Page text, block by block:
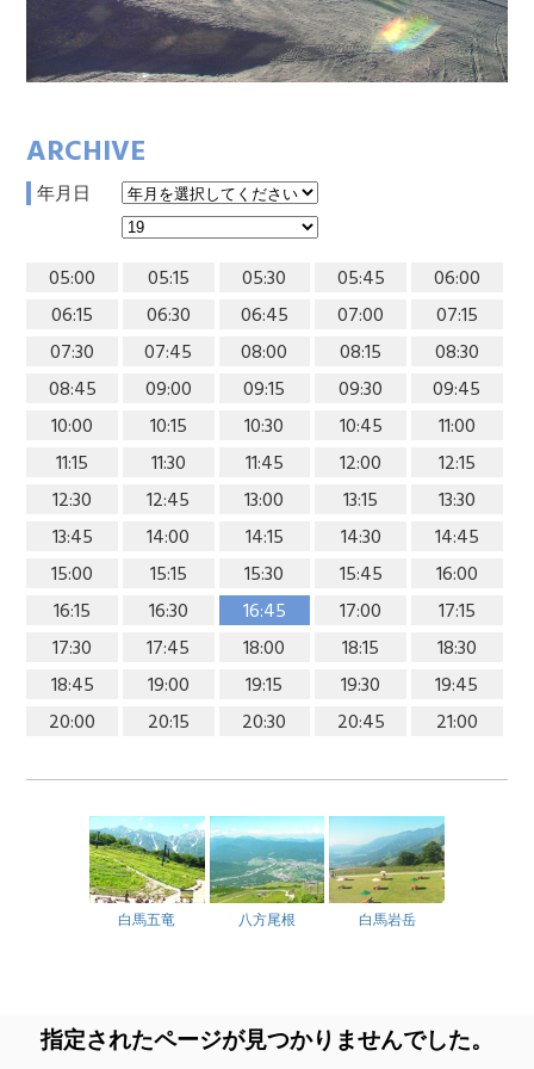
ARCHIVE
年月日
05:00 05:15 05:30 05:45
06:00
06:15
06:30 06:45 07:00
07:15
07:30
07:45 08:00 08:15
08:30
08:45
09:00 09:15 09:30
09:45
10:00
10:15 10:30 10:45
11:00
11:15
11:30 11:45 12:00
12:15
12:30
12:45 13:00 13:15
13:30
13:45
14:00 14:15 14:30
14:45
15:00
15:15 15:30 15:45
16:00
16:15
16:30 16:45 17:00
17:15
17:30
17:45 18:00 18:15
18:30
18:45
19:00 19:15 19:30
19:45
20:00
20:15 20:30 20:45 21:00
白馬五竜 八方尾根 白馬岩岳